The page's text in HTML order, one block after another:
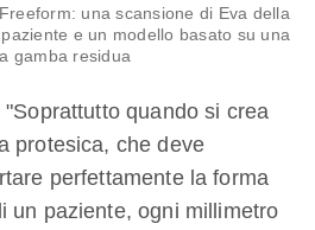
una scansione di Eva della
e un modello basato su una
gamba residua
quando si crea
protesica, che deve
perfettamente la forma
un paziente, ogni millimetro